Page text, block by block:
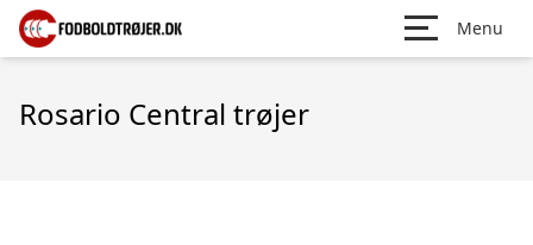
Menu
Rosario Central trøjer